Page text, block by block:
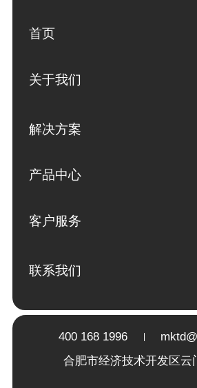
首页
关于我们
解决方案
产品中心
客户服务
联系我们
400 168 1996
合肥市经济技术开发区云